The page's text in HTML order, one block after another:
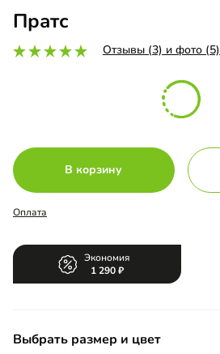
Пратс
Отзывы (3) и фото (5)
В корзину
Оплата
Экономия
1 290
Выбрать размер и цвет